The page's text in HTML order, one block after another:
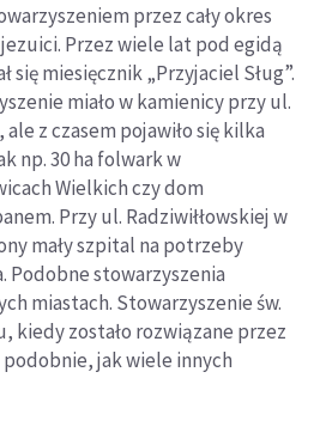
przez cały okres
Przez wiele lat pod egidą
się miesięcznik „Przyjaciel Sług”.
miało w kamienicy przy ul.
z czasem pojawiło się kilka
np. 30 ha folwark w
Wielkich czy dom
Przy ul. Radziwiłłowskiej w
mały szpital na potrzeby
Podobne stowarzyszenia
miastach. Stowarzyszenie św.
kiedy zostało rozwiązane przez
jak wiele innych